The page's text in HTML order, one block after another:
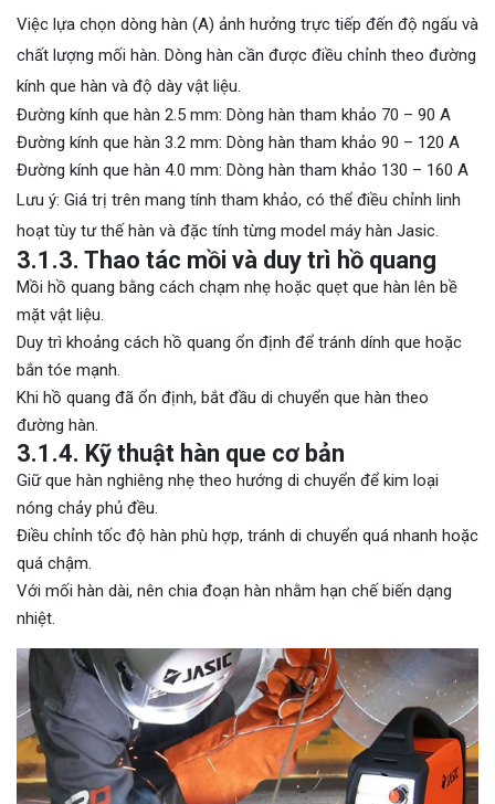
Việc lựa chọn dòng hàn (A) ảnh hưởng trực tiếp đến độ ngấu và
chất lượng mối hàn. Dòng hàn cần được điều chỉnh theo đường
kính que hàn và độ dày vật liệu.
Đường kính que hàn 2.5 mm: Dòng hàn tham khảo 70 – 90 A
Đường kính que hàn 3.2 mm: Dòng hàn tham khảo 90 – 120 A
Đường kính que hàn 4.0 mm: Dòng hàn tham khảo 130 – 160 A
Lưu ý: Giá trị trên mang tính tham khảo, có thể điều chỉnh linh
hoạt tùy tư thế hàn và đặc tính từng model máy hàn Jasic.
3.1.3. Thao tác mồi và duy trì hồ quang
Mồi hồ quang bằng cách chạm nhẹ hoặc quẹt que hàn lên bề
mặt vật liệu.
Duy trì khoảng cách hồ quang ổn định để tránh dính que hoặc
bắn tóe mạnh.
Khi hồ quang đã ổn định, bắt đầu di chuyển que hàn theo
đường hàn.
3.1.4. Kỹ thuật hàn que cơ bản
Giữ que hàn nghiêng nhẹ theo hướng di chuyển để kim loại
nóng chảy phủ đều.
Điều chỉnh tốc độ hàn phù hợp, tránh di chuyển quá nhanh hoặc
quá chậm.
Với mối hàn dài, nên chia đoạn hàn nhằm hạn chế biến dạng
nhiệt.